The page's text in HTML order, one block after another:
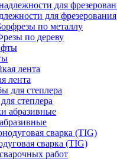
для фрезерования
по металлу
по дереву
лента
степлера
сварка (TIG)